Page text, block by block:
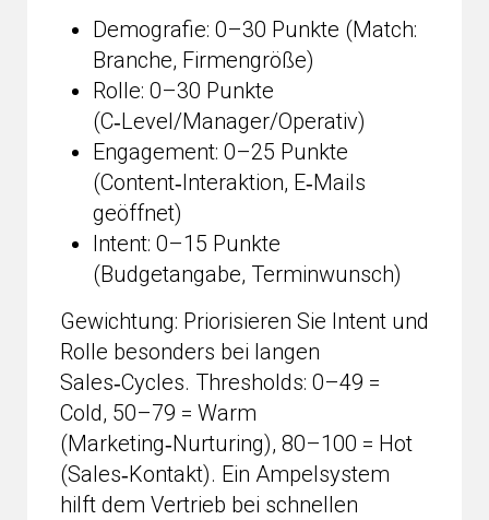
Demografie: 0–30 Punkte (Match:
Branche, Firmengröße)
Rolle: 0–30 Punkte
(C‑Level/Manager/Operativ)
Engagement: 0–25 Punkte
(Content‑Interaktion, E‑Mails
geöffnet)
Intent: 0–15 Punkte
(Budgetangabe, Terminwunsch)
Gewichtung: Priorisieren Sie Intent und
Rolle besonders bei langen
Sales‑Cycles. Thresholds: 0–49 =
Cold, 50–79 = Warm
(Marketing‑Nurturing), 80–100 = Hot
(Sales‑Kontakt). Ein Ampelsystem
hilft dem Vertrieb bei schnellen